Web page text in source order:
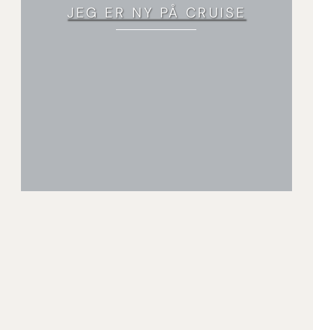
JEG ER NY PÅ CRUISE